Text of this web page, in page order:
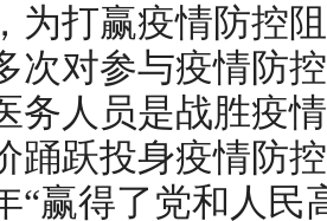
为打赢疫情防控
次对参与疫情防
务人员是战胜疫
踊跃投身疫情防
“赢得了党和人民